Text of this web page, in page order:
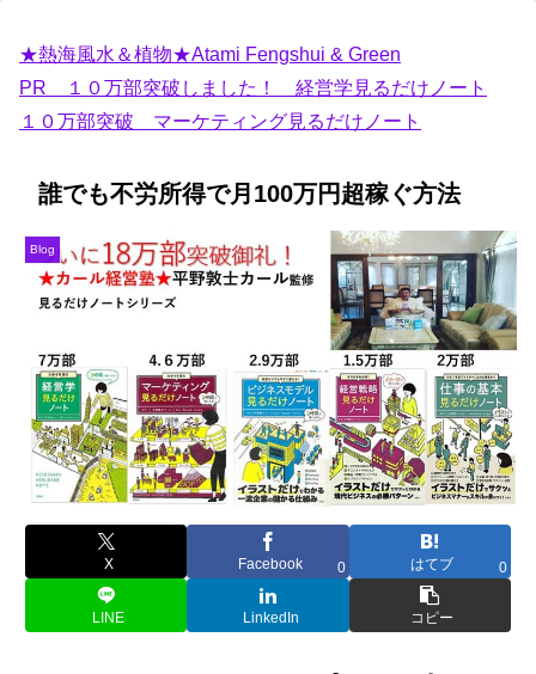
★熱海風水＆植物★Atami Fengshui & Green
PR １０万部突破しました！ 経営学見るだけノート
１０万部突破 マーケティング見るだけノート
誰でも不労所得で月100万円超稼ぐ方法
Blog
X Facebook 0 はてブ 0
LINE LinkedIn コピー